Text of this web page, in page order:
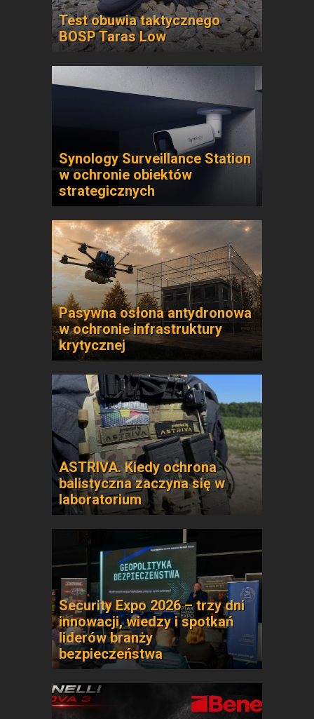
Test obuwia taktycznego
BOSP Taras Low
Synology Surveillance Station
w ochronie obiektów
strategicznych
Pasywna osłona antydronowa
w ochronie infrastruktury
krytycznej
ASTRIVA. Kiedy ochrona
balistyczna zaczyna się w
laboratorium
Security Expo 2026 – trzy dni
innowacji, wiedzy i spotkań
liderów branży
bezpieczeństwa